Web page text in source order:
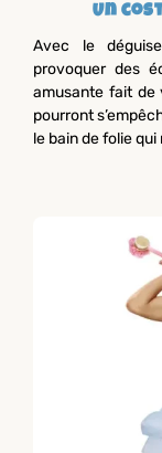
Un
Avec le
provoquer des
amusante fait de
pourront
le bain de folie